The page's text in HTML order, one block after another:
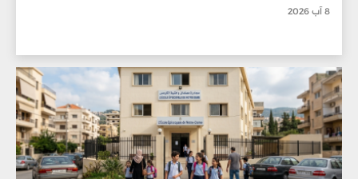
8 آب 2026